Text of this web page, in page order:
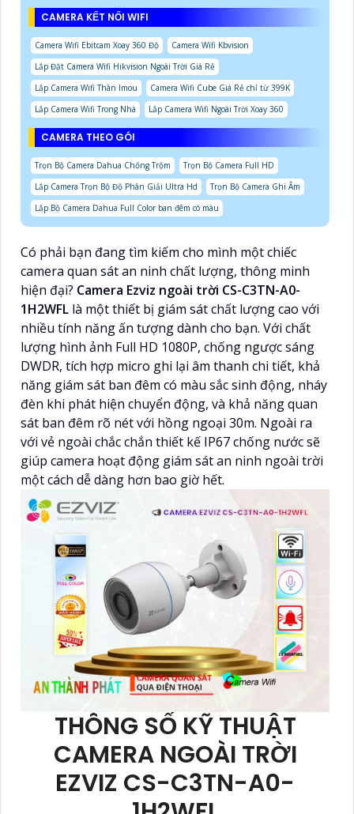
CAMERA KẾT NỐI WIFI
Camera Wifi Ebitcam Xoay 360 Độ
Camera Wifi Kbvision
Lắp Đặt Camera Wifi Hikvision Ngoài Trời Giá Rẻ
Lắp Camera Wifi Thân Imou
Camera Wifi Cube Giá Rẻ chỉ từ 399K
Lắp Camera Wifi Trong Nhà
Lắp Camera Wifi Ngoài Trời Xoay 360
CAMERA THEO GÓI
Trọn Bộ Camera Dahua Chống Trộm
Trọn Bộ Camera Full HD
Lắp Camera Trọn Bộ Độ Phân Giải Ultra Hd
Trọn Bộ Camera Ghi Âm
Lắp Bộ Camera Dahua Full Color ban đêm có màu
Có phải bạn đang tìm kiếm cho mình một chiếc
camera quan sát an ninh chất lượng, thông minh
hiện đại? Camera Ezviz ngoài trời CS-C3TN-A0-
1H2WFL là một thiết bị giám sát chất lượng cao với
nhiều tính năng ấn tượng dành cho bạn. Với chất
lượng hình ảnh Full HD 1080P, chống ngược sáng
DWDR, tích hợp micro ghi lại âm thanh chi tiết, khả
năng giám sát ban đêm có màu sắc sinh động, nháy
đèn khi phát hiện chuyển động, và khả năng quan
sát ban đêm rõ nét với hồng ngoại 30m. Ngoài ra
với vẻ ngoài chắc chắn thiết kế IP67 chống nước sẽ
giúp camera hoạt động giám sát an ninh ngoài trời
một cách dễ dàng hơn bao giờ hết.
THÔNG SỐ KỸ THUẬT
CAMERA NGOÀI TRỜI
EZVIZ CS-C3TN-A0-